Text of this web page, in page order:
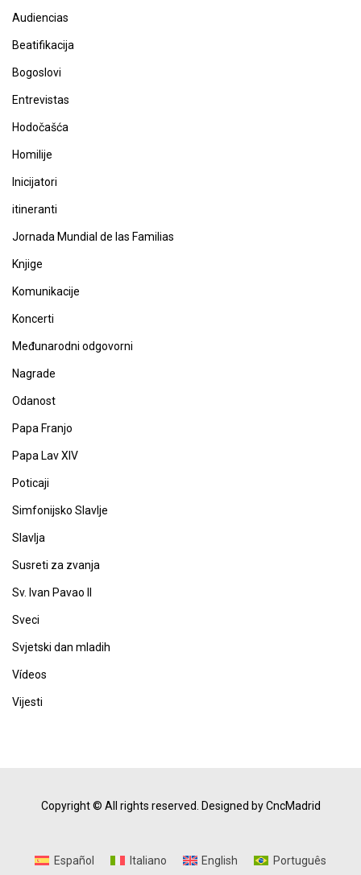
Audiencias
Beatifikacija
Bogoslovi
Entrevistas
Hodočašća
Homilije
Inicijatori
itineranti
Jornada Mundial de las Familias
Knjige
Komunikacije
Koncerti
Međunarodni odgovorni
Nagrade
Odanost
Papa Franjo
Papa Lav XIV
Poticaji
Simfonijsko Slavlje
Slavlja
Susreti za zvanja
Sv. Ivan Pavao II
Sveci
Svjetski dan mladih
Vídeos
Vijesti
Copyright © All rights reserved. Designed by CncMadrid
Español Italiano English Português